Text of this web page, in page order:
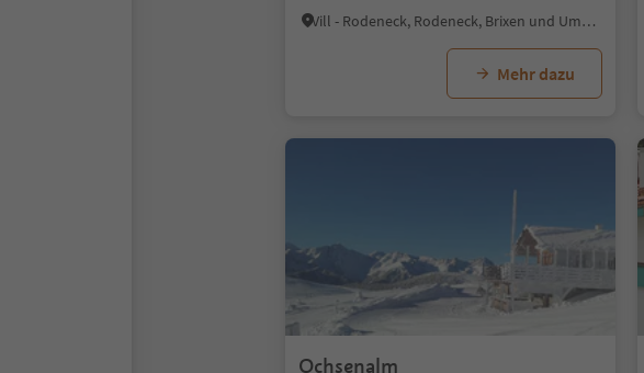
Vill - Rodeneck, Rodeneck, Brixen und Umgebung
Mehr dazu
Ochsenalm